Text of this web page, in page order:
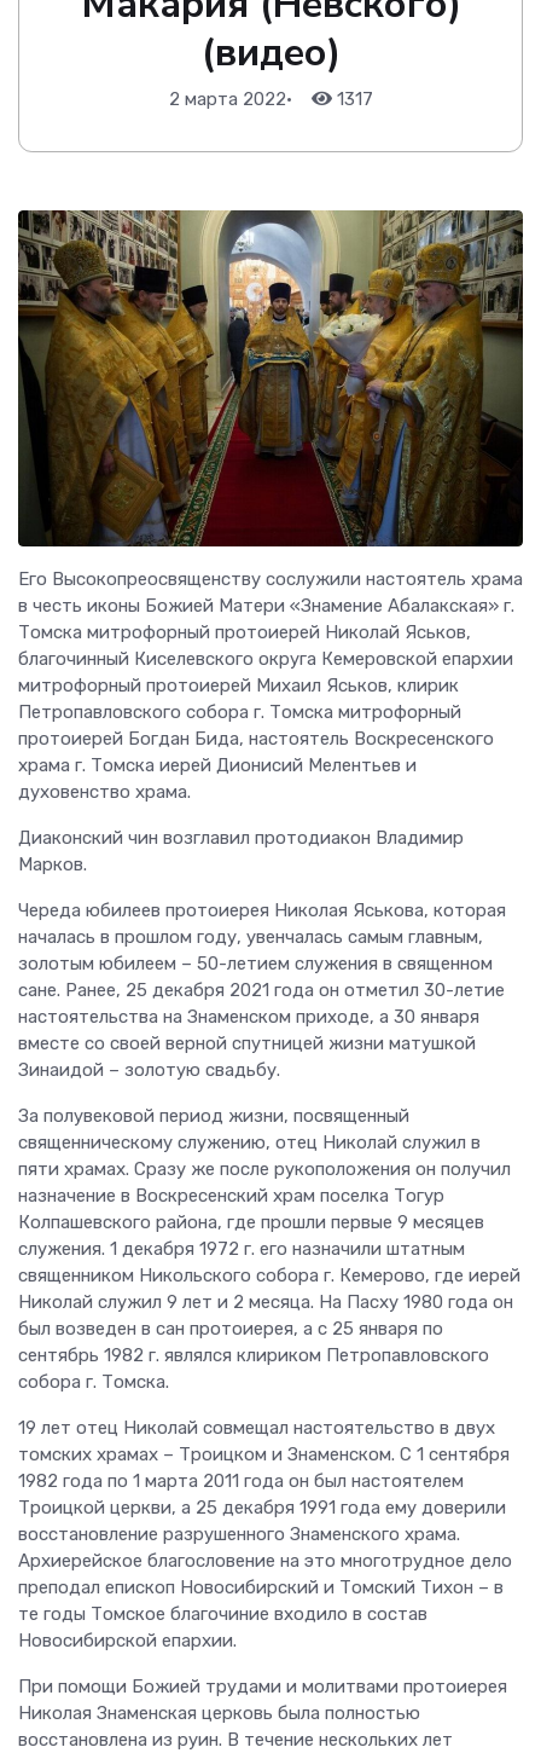
(видео)
2 марта 2022• 1317
Его Высокопреосвященству сослужили настоятель храма
в честь иконы Божией Матери «Знамение Абалакская» г.
Томска митрофорный протоиерей Николай Яськов,
благочинный Киселевского округа Кемеровской епархии
митрофорный протоиерей Михаил Яськов, клирик
Петропавловского собора г. Томска митрофорный
протоиерей Богдан Бида, настоятель Воскресенского
храма г. Томска иерей Дионисий Мелентьев и
духовенство храма.
Диаконский чин возглавил протодиакон Владимир
Марков.
Череда юбилеев протоиерея Николая Яськова, которая
началась в прошлом году, увенчалась самым главным,
золотым юбилеем – 50-летием служения в священном
сане. Ранее, 25 декабря 2021 года он отметил 30-летие
настоятельства на Знаменском приходе, а 30 января
вместе со своей верной спутницей жизни матушкой
Зинаидой – золотую свадьбу.
За полувековой период жизни, посвященный
священническому служению, отец Николай служил в
пяти храмах. Сразу же после рукоположения он получил
назначение в Воскресенский храм поселка Тогур
Колпашевского района, где прошли первые 9 месяцев
служения. 1 декабря 1972 г. его назначили штатным
священником Никольского собора г. Кемерово, где иерей
Николай служил 9 лет и 2 месяца. На Пасху 1980 года он
был возведен в сан протоиерея, а с 25 января по
сентябрь 1982 г. являлся клириком Петропавловского
собора г. Томска.
19 лет отец Николай совмещал настоятельство в двух
томских храмах – Троицком и Знаменском. С 1 сентября
1982 года по 1 марта 2011 года он был настоятелем
Троицкой церкви, а 25 декабря 1991 года ему доверили
восстановление разрушенного Знаменского храма.
Архиерейское благословение на это многотрудное дело
преподал епископ Новосибирский и Томский Тихон – в
те годы Томское благочиние входило в состав
Новосибирской епархии.
При помощи Божией трудами и молитвами протоиерея
Николая Знаменская церковь была полностью
восстановлена из руин. В течение нескольких лет